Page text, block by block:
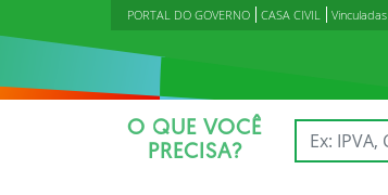
PORTAL DO GOVERNO CASA CIVIL Vinculadas
O QUE VOCÊ
PRECISA?